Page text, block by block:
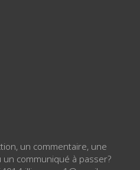
un commentaire, une
un communiqué à passer?